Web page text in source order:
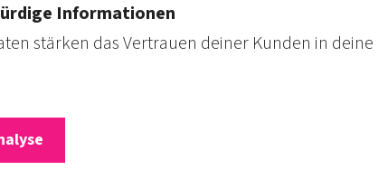
Informationen
stärken das Ver­trauen deiner Kunden in deine